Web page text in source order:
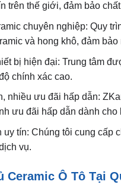
trên thế giới, đảm bảo
chuyên nghiệp: Quy
và hong khô, đảm
bị hiện đại: Trung tâm
chính xác cao.
nhiều ưu đãi hấp dẫn:
ưu đãi hấp dẫn dành cho
uy tín: Chúng tôi cung cấp
vụ.
Ceramic Ô Tô Tại